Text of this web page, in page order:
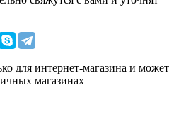
для интернет-магазина и может
магазинах